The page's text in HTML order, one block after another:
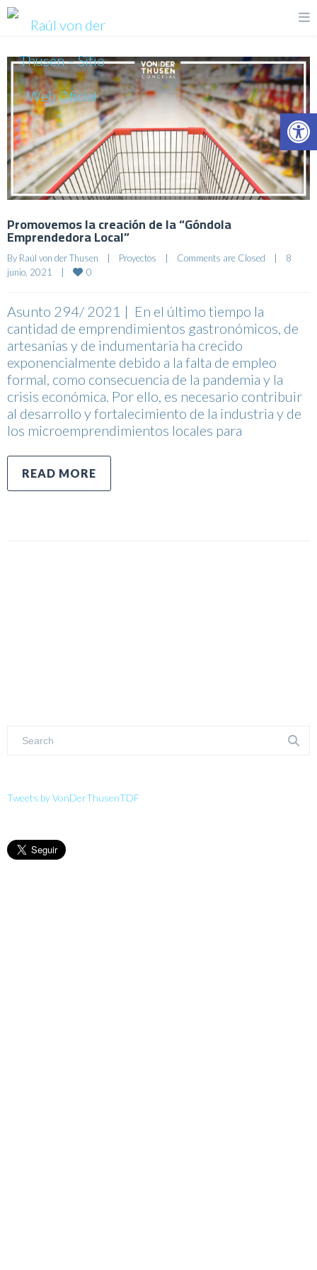
Promovemos la creación de la “Góndola
Emprendedora Local”
By Raúl von der Thusen | Proyectos | Comments are Closed |
8
junio, 2021
| 0
Asunto 294/ 2021 | En el último tiempo la
cantidad de emprendimientos gastronómicos, de
artesanías y de indumentaria ha crecido
exponencialmente debido a la falta de empleo
formal, como consecuencia de la pandemia y la
crisis económica. Por ello, es necesario contribuir
al desarrollo y fortalecimiento de la industria y de
los microemprendimientos locales para
READ MORE
Tweets by VonDerThusenTDF